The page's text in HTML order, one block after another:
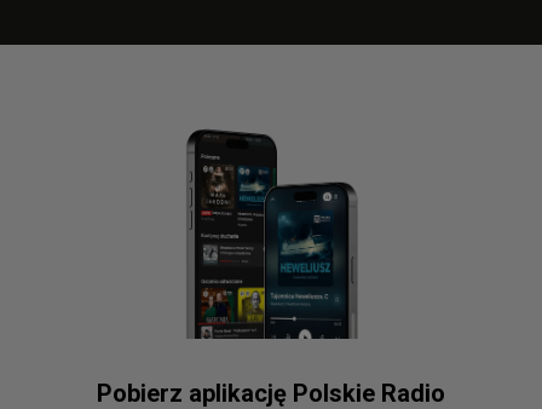
Pobierz aplikację Polskie Radio